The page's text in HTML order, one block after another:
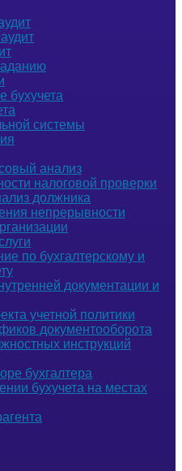
бухучета
системы
анализ
налоговой проверки
должника
непрерывности
по бухгалтерскому и
документации и
учетной политики
документооборота
инструкций
бухгалтера
бухучета на местах